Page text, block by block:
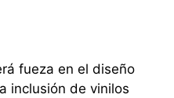
fueza en el diseño
inclusión de vinilos